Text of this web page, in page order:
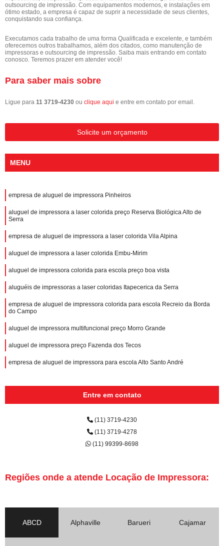
outsourcing de impressão. Com equipamentos modernos, e instalações em
ótimo estado, a empresa é capaz de suprir a necessidade de seus clientes,
conquistando sua confiança.
Executamos cada trabalho de uma forma Qualificada e excelente, e também
oferecemos outros trabalhamos, além dos citados, como manutenção de
impressoras e outsourcing de impressão. Saiba mais entrando em contato
conosco. Teremos prazer em atender você!
Para saber mais sobre
Ligue para 11 3719-4230 ou clique aqui e entre em contato por email.
Solicite um orçamento
MENU
empresa de aluguel de impressora Pinheiros
aluguel de impressora a laser colorida preço Reserva Biológica Alto de
Serra
empresa de aluguel de impressora a laser colorida Vila Alpina
aluguel de impressora a laser colorida Embu-Mirim
aluguel de impressora colorida para escola preço boa vista
aluguéis de impressoras a laser coloridas Itapecerica da Serra
empresa de aluguel de impressora colorida para escola Recreio da Borda
do Campo
aluguel de impressora multifuncional preço Morro Grande
aluguel de impressora preço Fazenda dos Tecos
empresa de aluguel de impressora para escola Alto Santo André
Entre em contato
(11) 3719-4230
(11) 3719-4278
(11) 99399-8698
Regiões onde a atende Locação de Impressora:
ABCD Alphaville Barueri Cajamar